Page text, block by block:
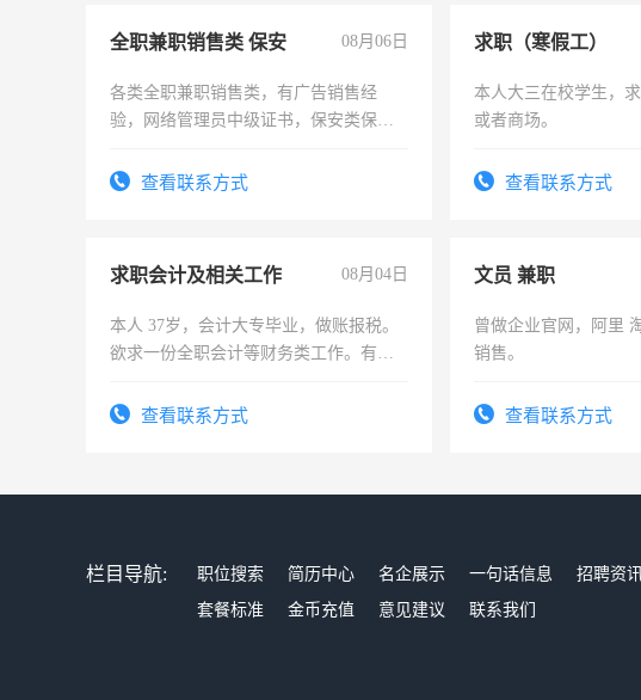
全职兼职销售类 保安 08月06日
各类全职兼职销售类，有广告销售经
验，网络管理员中级证书，保安类保安
有高低压电工证和十几年工作经验
查看联系方式
求职（寒假工）
本人大三在校学生，
或者商场。
查看联系方式
求职会计及相关工作 08月04日
本人 37岁，会计大专毕业，做账报税。
欲求一份全职会计等财务类工作。有会
查看联系方式
文员 兼职
曾做企业官网，阿里
销售。
查看联系方式
栏目导航: 职位搜索 简历中心 名企展示 一句话信息 招聘资
套餐标准
金币充值 意见建议 联系我们